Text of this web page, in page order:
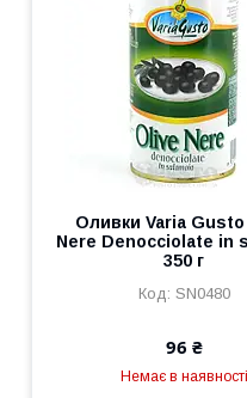
Оливки Varia
Nere Denocciolate in
350 г
SN0480
96 ₴
Немає в наявності